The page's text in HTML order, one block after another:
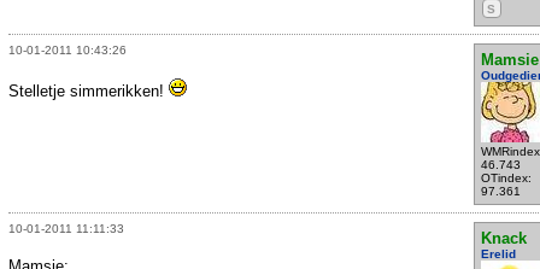
S
10-01-2011 10:43:26
Mamsie
46.743
OTindex:
97.361
Stelletje simmerikken!
10-01-2011 11:11:33
Knack
Erelid